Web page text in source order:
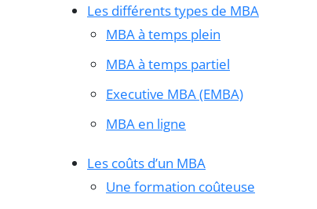
Les différents types de MBA
MBA à temps plein
MBA à temps partiel
Executive MBA (EMBA)
MBA en ligne
Les coûts d’un MBA
Une formation coûteuse